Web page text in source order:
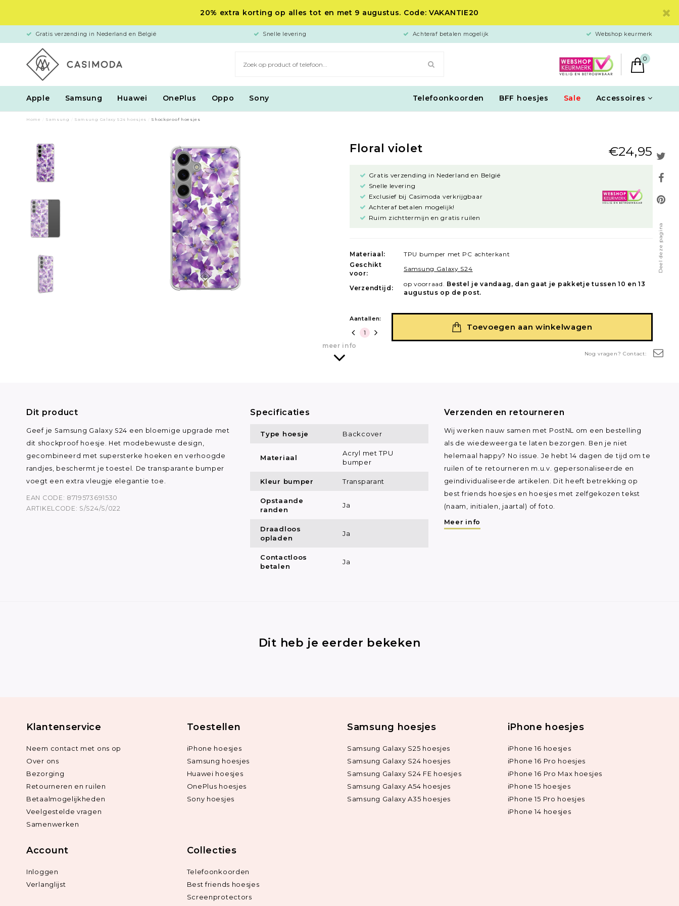
20% extra korting op alles tot en met 9 augustus. Code: VAKANTIE20
Gratis verzending in Nederland en België Snelle levering Achteraf betalen mogelijk Webshop keurmerk
0
Apple Samsung Huawei OnePlus Oppo Sony Telefoonkoorden BFF hoesjes Sale Accessoires
Deel deze pagina
Nog vragen? Contact:
Home Samsung Samsung Galaxy S24 hoesjes Shockproof hoesjes
Floral violet €24,95
Gratis verzending in Nederland en België
Snelle levering
Exclusief bij Casimoda verkrijgbaar
Achteraf betalen mogelijk!
Ruim zichttermijn en gratis ruilen
Materiaal:
TPU bumper met PC achterkant
Geschikt
voor:
Samsung Galaxy S24
Verzendtijd:
op voorraad. Bestel je vandaag, dan gaat je pakketje tussen 10 en 13
augustus op de post.
Aantallen:
Toevoegen aan winkelwagen
meer info
Dit product
Geef je Samsung Galaxy S24 een bloemige upgrade met
dit shockproof hoesje. Het modebewuste design,
gecombineerd met supersterke hoeken en verhoogde
randjes, beschermt je toestel. De transparante bumper
voegt een extra vleugje elegantie toe.
EAN CODE: 8719573691530
ARTIKELCODE: S/S24/S/022
Specificaties
Type hoesje Backcover
Materiaal
Acryl met TPU
bumper
Kleur bumper Transparant
Opstaande
randen
Ja
Draadloos
opladen
Ja
Contactloos
betalen
Ja
Verzenden en retourneren
Wij werken nauw samen met PostNL om een bestelling
als de wiedeweerga te laten bezorgen. Ben je niet
helemaal happy? No issue. Je hebt 14 dagen de tijd om te
ruilen of te retourneren m.u.v. gepersonaliseerde en
geïndividualiseerde artikelen. Dit heeft betrekking op
best friends hoesjes en hoesjes met zelfgekozen tekst
(naam, initialen, jaartal) of foto.
Meer info
Dit heb je eerder bekeken
Klantenservice
Neem contact met ons op
Over ons
Bezorging
Retourneren en ruilen
Betaalmogelijkheden
Veelgestelde vragen
Samenwerken
Toestellen
iPhone hoesjes
Samsung hoesjes
Huawei hoesjes
OnePlus hoesjes
Sony hoesjes
Samsung hoesjes
Samsung Galaxy S25 hoesjes
Samsung Galaxy S24 hoesjes
Samsung Galaxy S24 FE hoesjes
Samsung Galaxy A54 hoesjes
Samsung Galaxy A35 hoesjes
iPhone hoesjes
iPhone 16 hoesjes
iPhone 16 Pro hoesjes
iPhone 16 Pro Max hoesjes
iPhone 15 hoesjes
iPhone 15 Pro hoesjes
iPhone 14 hoesjes
Account
Inloggen
Verlanglijst
Collecties
Telefoonkoorden
Best friends hoesjes
Screenprotectors